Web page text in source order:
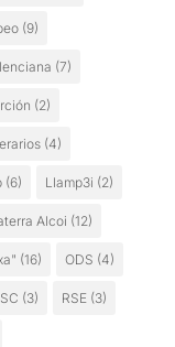
(9)
(7)
(2)
(4)
(6) Llamp3i (2)
Alcoi (12)
(16) ODS (4)
(3) RSE(3)